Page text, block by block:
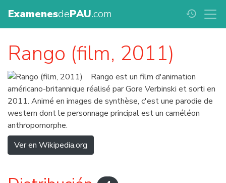
ExamenesdePAU.com history
Rango (film, 2011)
Rango est un film d'animation
américano-britannique réalisé par Gore Verbinski et sorti en
2011. Animé en images de synthèse, c'est une parodie de
western dont le personnage principal est un caméléon
anthropomorphe.
Ver en Wikipedia.org